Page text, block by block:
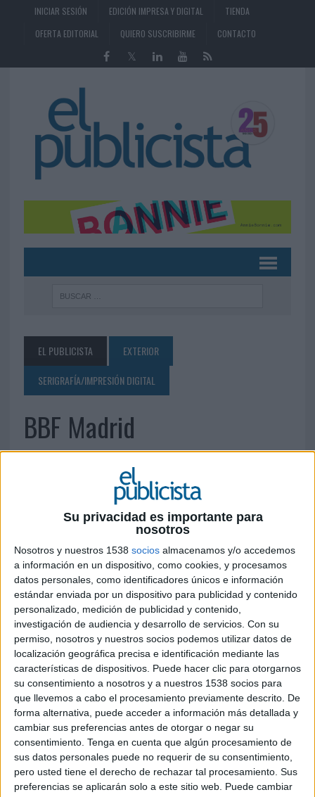
Su privacidad es importante para
nosotros
Nosotros y nuestros 1538 socios almacenamos y/o accedemos
a información en un dispositivo, como cookies, y procesamos
datos personales, como identificadores únicos e información
estándar enviada por un dispositivo para publicidad y contenido
personalizado, medición de publicidad y contenido,
investigación de audiencia y desarrollo de servicios. Con su
permiso, nosotros y nuestros socios podemos utilizar datos de
localización geográfica precisa e identificación mediante las
características de dispositivos. Puede hacer clic para otorgarnos
su consentimiento a nosotros y a nuestros 1538 socios para
que llevemos a cabo el procesamiento previamente descrito. De
forma alternativa, puede acceder a información más detallada y
cambiar sus preferencias antes de otorgar o negar su
consentimiento. Tenga en cuenta que algún procesamiento de
sus datos personales puede no requerir de su consentimiento,
pero usted tiene el derecho de rechazar tal procesamiento. Sus
preferencias se aplicarán solo a este sitio web. Puede cambiar
INICIAR SESIÓN EDICIÓN IMPRESA Y DIGITAL
TIENDA
OFERTA EDITORIAL
QUIERO SUSCRIBIRME CONTACTO
EL PUBLICISTA
EXTERIOR
SERIGRAFÍA/IMPRESIÓN DIGITAL
BBF Madrid
Sector Foresta, 22 local 9 28760 Tres Cantos
(Madrid) Tel.: 91 229 88 81 Fax: 91 229 84 69
IMPRIMIR
TWEET
SHARE
ENVIAR
PIN